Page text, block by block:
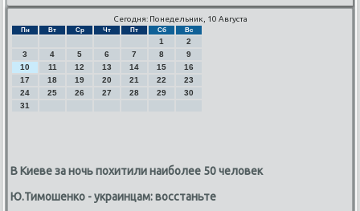
Сегодня: Понедельник, 10 Августа
Пн Вт Ср Чт Пт Сб Вс
1
2
3
4 5 6 7 8
9
10
11 12 13 14 15
16
17
18 19 20 21 22
23
24
25 26 27 28 29
30
31
В Киеве за ночь похитили наиболее 50 человек
Ю.Тимошенко - украинцам: восстаньте